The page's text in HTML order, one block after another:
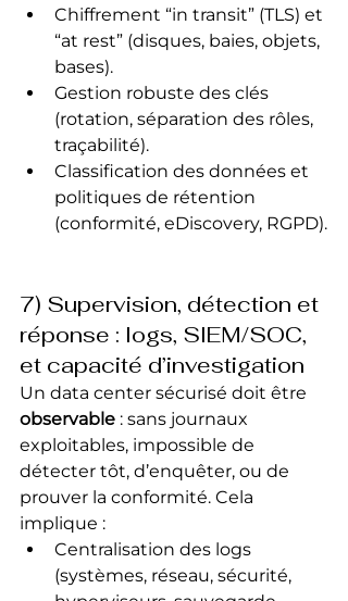
Chiffrement “in transit” (TLS) et
“at rest” (disques, baies, objets,
bases).
Gestion robuste des clés
(rotation, séparation des rôles,
traçabilité).
Classification des données et
politiques de rétention
(conformité, eDiscovery, RGPD).
7) Supervision, détection et
réponse : logs, SIEM/SOC,
et capacité d’investigation
Un data center sécurisé doit être
observable : sans journaux
exploitables, impossible de
détecter tôt, d’enquêter, ou de
prouver la conformité. Cela
implique :
Centralisation des logs
(systèmes, réseau, sécurité,